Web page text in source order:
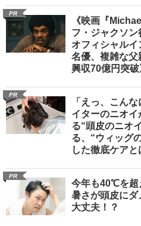
PR
《映画『
フ・ジャクソ
オフィシャル
名優、複雑な父
興収70億円突破
PR
「えっ、こん
イターのニオ
る“頭皮のニオ
る、“ウィッグ
した徹底ケアと
PR
今年も40℃を超
暑さが頭皮に
大丈夫！？